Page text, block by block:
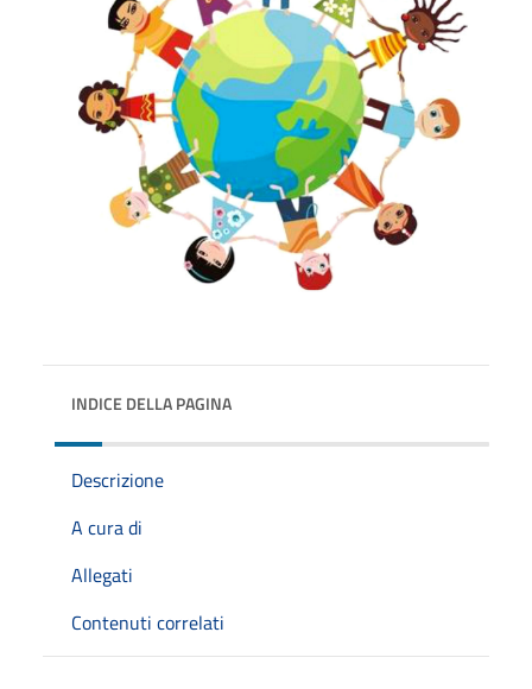
INDICE DELLA PAGINA
Descrizione
A cura di
Allegati
Contenuti correlati